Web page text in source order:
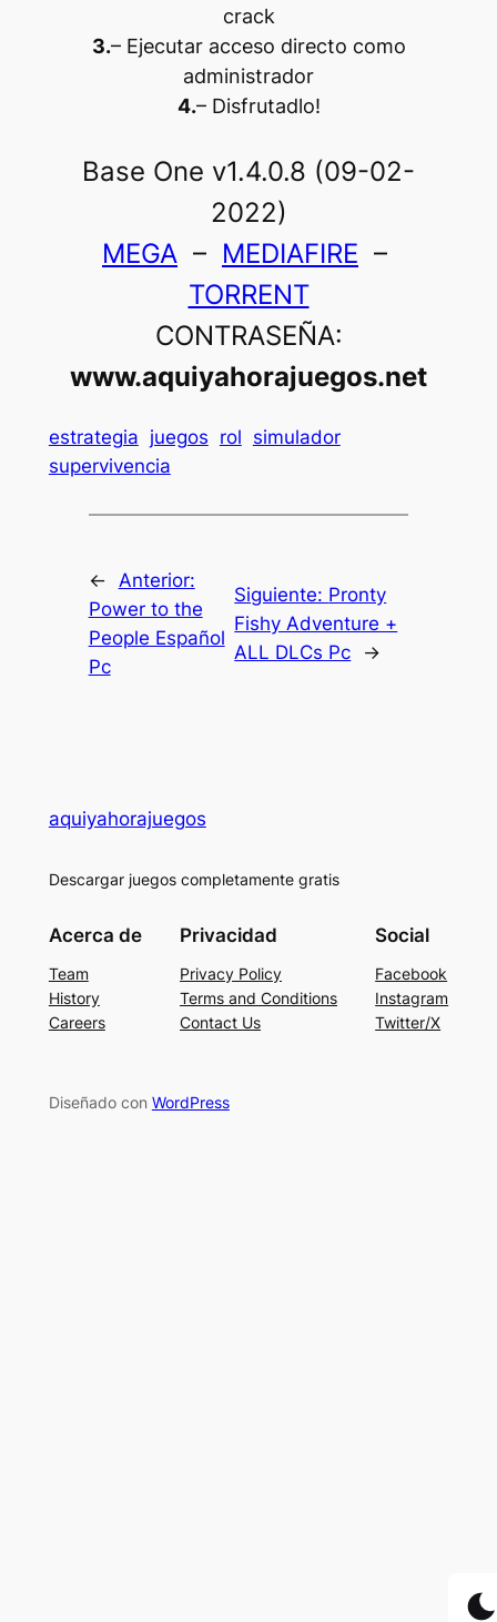
crack
3.– Ejecutar acceso directo como
administrador
4.– Disfrutadlo!
Base One v1.4.0.8 (09-02-
2022)
MEGA – MEDIAFIRE –
TORRENT
CONTRASEÑA:
www.aquiyahorajuegos.net
estrategia juegos rol simulador
supervivencia
← Anterior:
Power to the
People Español
Pc
Siguiente: Pronty
Fishy Adventure +
ALL DLCs Pc
→
aquiyahorajuegos
Descargar juegos completamente gratis
Acerca de
Team
History
Careers
Privacidad
Privacy Policy
Terms and Conditions
Contact Us
Social
Facebook
Instagram
Twitter/X
Diseñado con WordPress